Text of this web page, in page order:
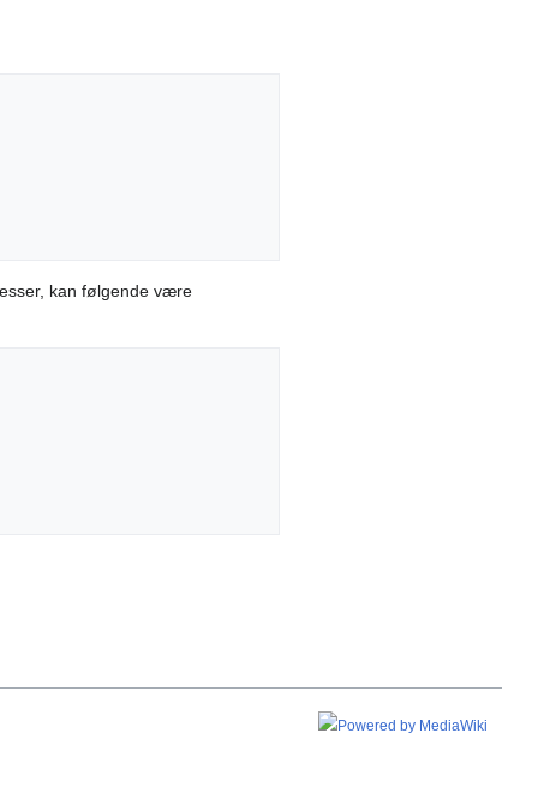
kan følgende være